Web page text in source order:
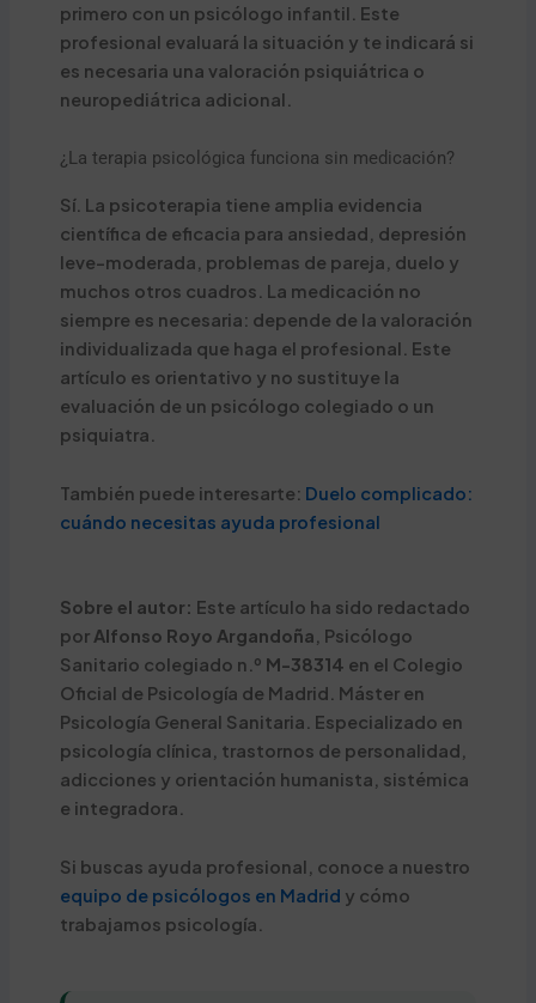
primero con un psicólogo infantil. Este
profesional evaluará la situación y te indicará si
es necesaria una valoración psiquiátrica o
neuropediátrica adicional.
¿La terapia psicológica funciona sin medicación?
Sí. La psicoterapia tiene amplia evidencia
científica de eficacia para ansiedad, depresión
leve-moderada, problemas de pareja, duelo y
muchos otros cuadros. La medicación no
siempre es necesaria: depende de la valoración
individualizada que haga el profesional. Este
artículo es orientativo y no sustituye la
evaluación de un psicólogo colegiado o un
psiquiatra.
También puede interesarte: Duelo complicado:
cuándo necesitas ayuda profesional
Sobre el autor: Este artículo ha sido redactado
por Alfonso Royo Argandoña , Psicólogo
Sanitario colegiado n.º M-38314 en el Colegio
Oficial de Psicología de Madrid. Máster en
Psicología General Sanitaria. Especializado en
psicología clínica, trastornos de personalidad,
adicciones y orientación humanista, sistémica
e integradora.
Si buscas ayuda profesional, conoce a nuestro
equipo de psicólogos en Madrid y cómo
trabajamos psicología.